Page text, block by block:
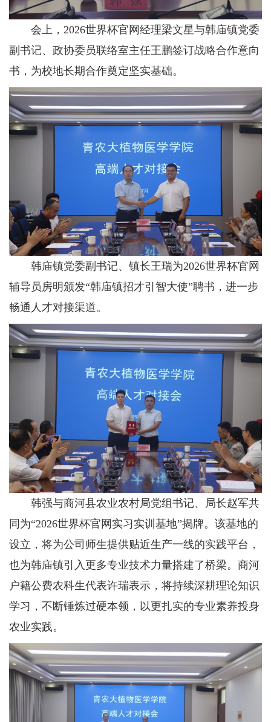
会上，2026世界杯官网经理梁文星与韩庙镇党委
副书记、政协委员联络室主任王鹏签订战略合作意向
书，为校地长期合作奠定坚实基础。
韩庙镇党委副书记、镇长王瑞为2026世界杯官网
辅导员房明颁发“韩庙镇招才引智大使”聘书，进一步
畅通人才对接渠道。
韩强与商河县农业农村局党组书记、局长赵军共
同为“2026世界杯官网实习实训基地”揭牌。该基地的
设立，将为公司师生提供贴近生产一线的实践平台，
也为韩庙镇引入更多专业技术力量搭建了桥梁。商河
户籍公费农科生代表许瑞表示，将持续深耕理论知识
学习，不断锤炼过硬本领，以更扎实的专业素养投身
农业实践。